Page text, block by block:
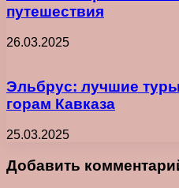
путешествия
26.03.2025
Эльбрус: лучшие
горам Кавказа
25.03.2025
Добавить